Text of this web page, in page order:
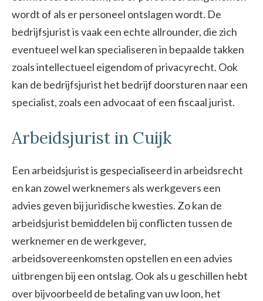
wordt of als er personeel ontslagen wordt. De
bedrijfsjurist is vaak een echte allrounder, die zich
eventueel wel kan specialiseren in bepaalde takken
zoals intellectueel eigendom of privacyrecht. Ook
kan de bedrijfsjurist het bedrijf doorsturen naar een
specialist, zoals een advocaat of een fiscaal jurist.
Arbeidsjurist in Cuijk
Een arbeidsjurist is gespecialiseerd in arbeidsrecht
en kan zowel werknemers als werkgevers een
advies geven bij juridische kwesties. Zo kan de
arbeidsjurist bemiddelen bij conflicten tussen de
werknemer en de werkgever,
arbeidsovereenkomsten opstellen en een advies
uitbrengen bij een ontslag. Ook als u geschillen hebt
over bijvoorbeeld de betaling van uw loon, het